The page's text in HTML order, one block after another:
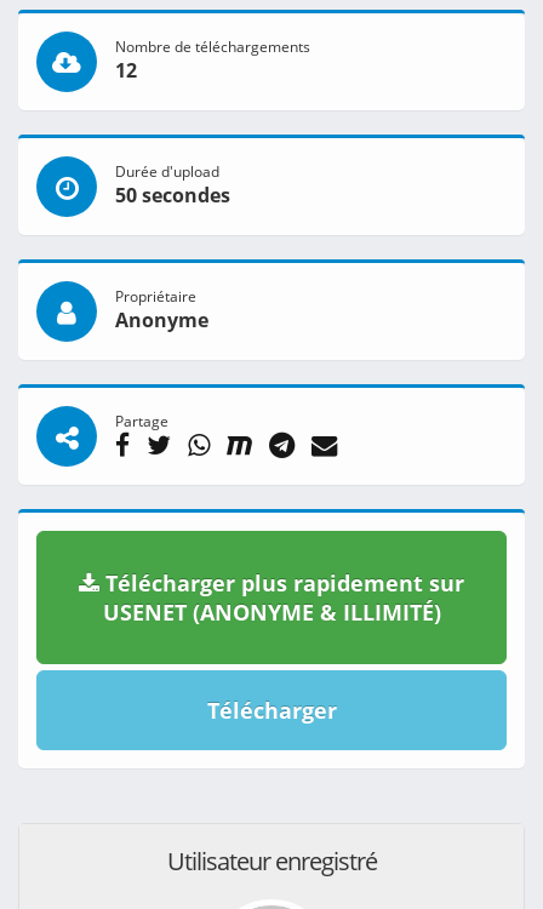
Nombre de téléchargements
12
Durée d'upload
50 secondes
Propriétaire
Anonyme
Partage
Télécharger plus rapidement sur
USENET (ANONYME & ILLIMITÉ)
Télécharger
Utilisateur enregistré